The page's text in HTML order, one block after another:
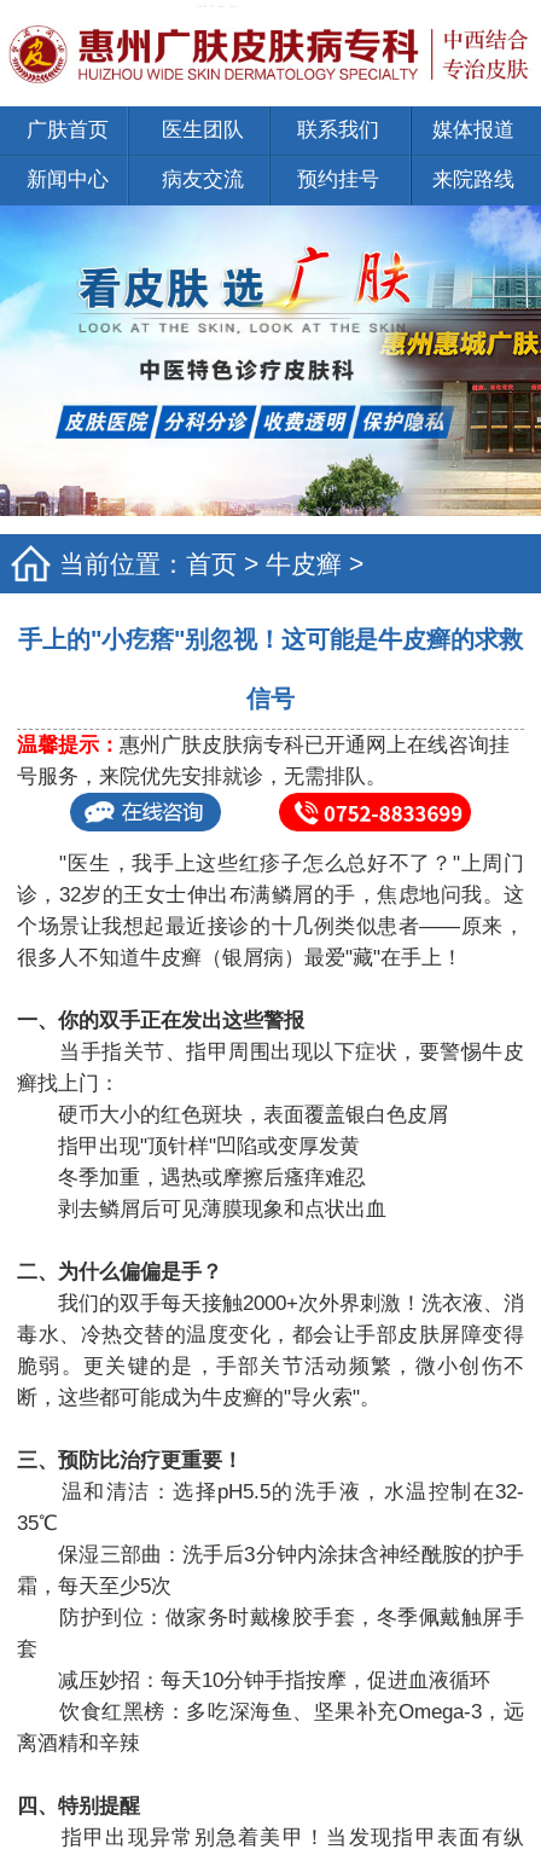
广肤首页 医生团队 联系我们 媒体报道
新闻中心 病友交流 预约挂号 来院路线
当前位置： 首页 > 牛皮癣 >
手上的"小疙瘩"别忽视！这可能是牛皮癣的求救
信号
温馨提示： 惠州广肤皮肤病专科已开通网上在线咨询挂
号服务，来院优先安排就诊，无需排队。
"医生，我手上这些红疹子怎么总好不了？"上周门
诊，32岁的王女士伸出布满鳞屑的手，焦虑地问我。这
个场景让我想起最近接诊的十几例类似患者——原来，
很多人不知道牛皮癣（银屑病）最爱"藏"在手上！
一、你的双手正在发出这些警报
当手指关节、指甲周围出现以下症状，要警惕牛皮
癣找上门：
硬币大小的红色斑块，表面覆盖银白色皮屑
指甲出现"顶针样"凹陷或变厚发黄
冬季加重，遇热或摩擦后瘙痒难忍
剥去鳞屑后可见薄膜现象和点状出血
二、为什么偏偏是手？
我们的双手每天接触2000+次外界刺激！洗衣液、消
毒水、冷热交替的温度变化，都会让手部皮肤屏障变得
脆弱。更关键的是，手部关节活动频繁，微小创伤不
断，这些都可能成为牛皮癣的"导火索"。
三、预防比治疗更重要！
温和清洁：选择pH5.5的洗手液，水温控制在32-
35℃
保湿三部曲：洗手后3分钟内涂抹含神经酰胺的护手
霜，每天至少5次
防护到位：做家务时戴橡胶手套，冬季佩戴触屏手
套
减压妙招：每天10分钟手指按摩，促进血液循环
饮食红黑榜：多吃深海鱼、坚果补充Omega-3，远
离酒精和辛辣
四、特别提醒
指甲出现异常别急着美甲！当发现指甲表面有纵